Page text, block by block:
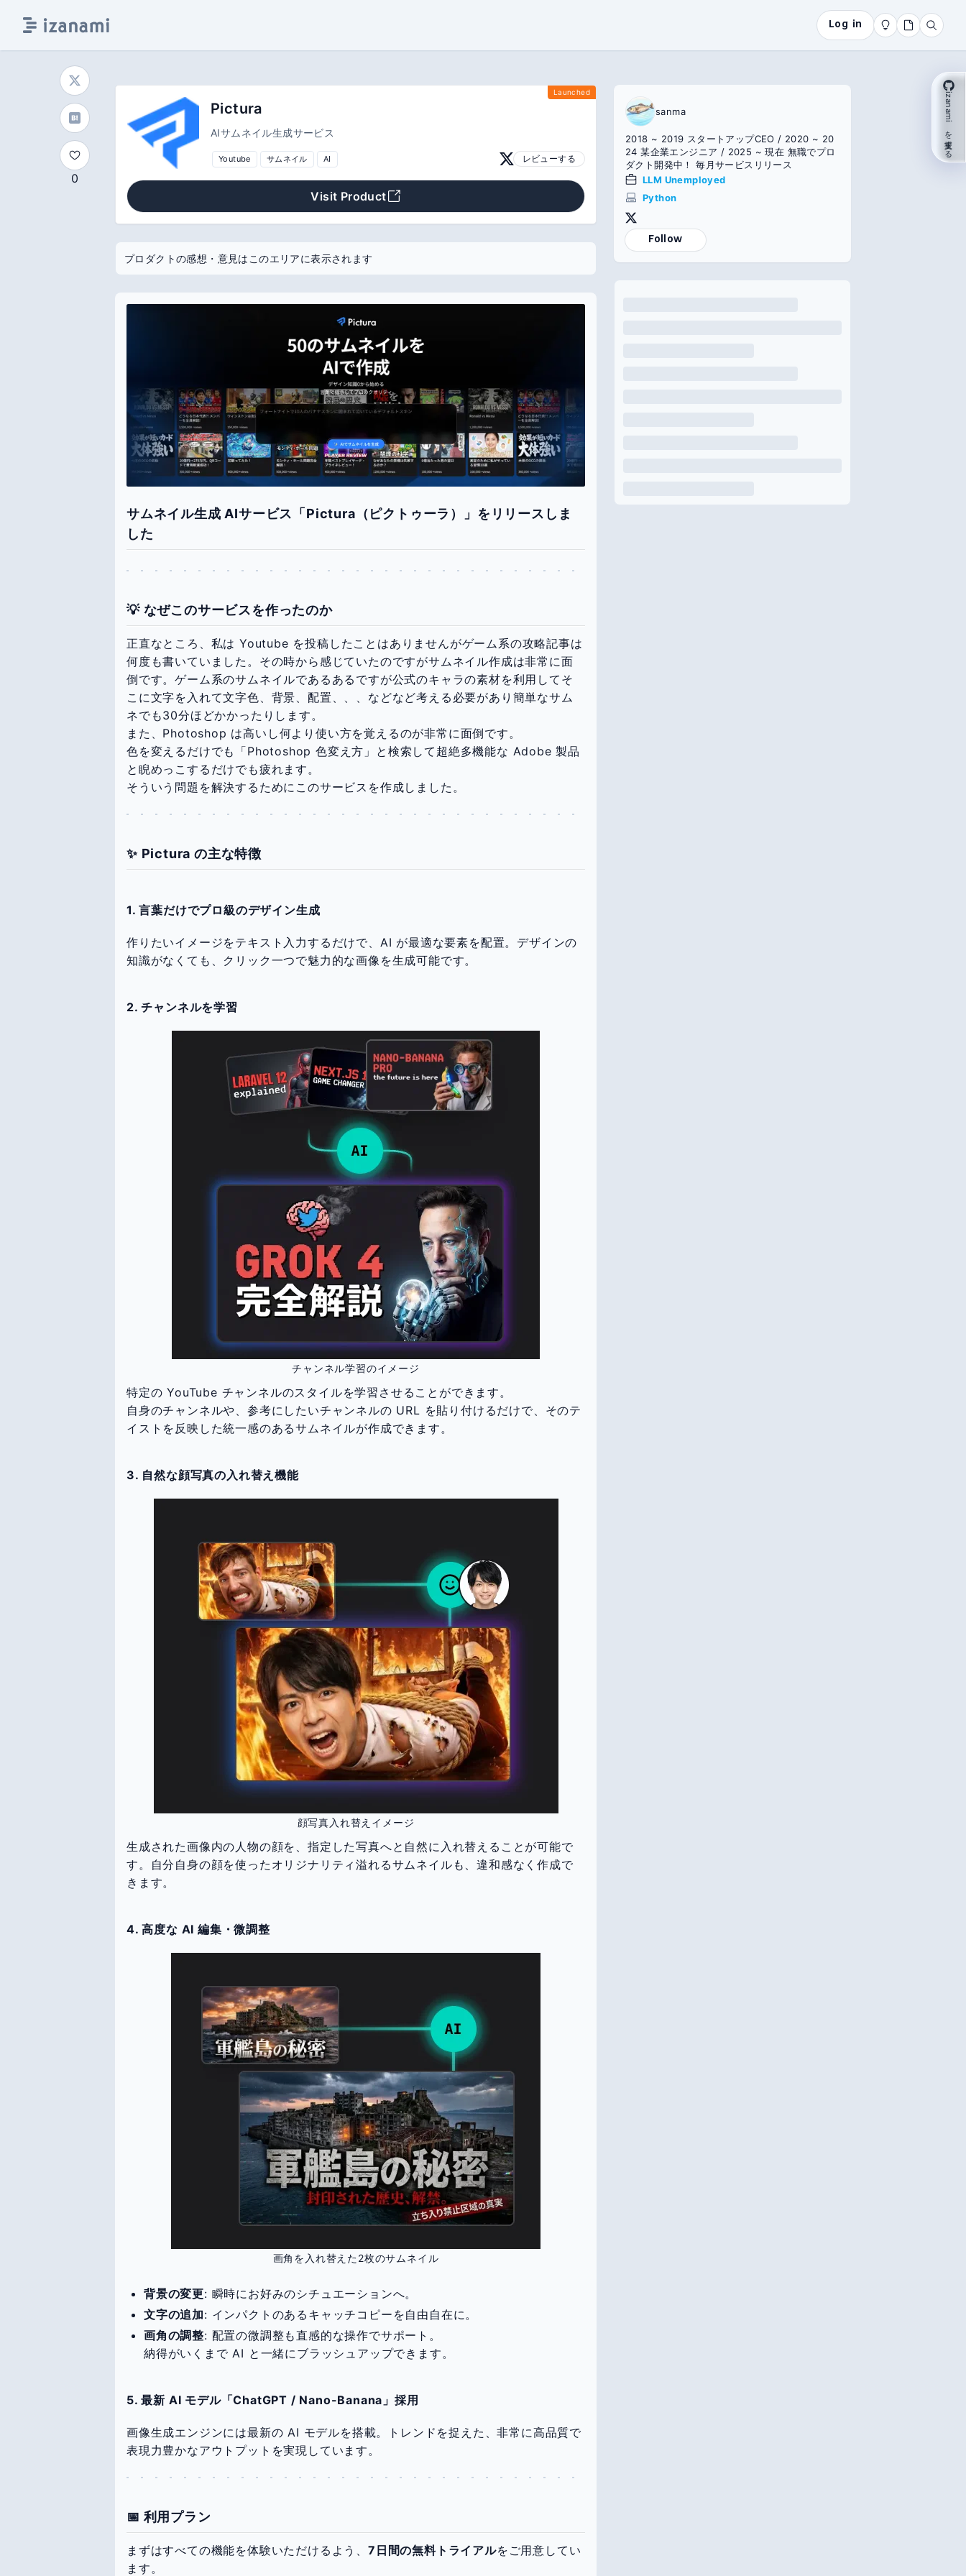
Log in
0
Launched
Pictura
AIサムネイル生成サービス
Youtube サムネイル AI レビューする
Visit Product
プロダクトの感想・意見はこのエリアに表示されます
サムネイル生成 AIサービス「Pictura（ピクトゥーラ）」をリリースしま
した
💡 なぜこのサービスを作ったのか
正直なところ、私は Youtube を投稿したことはありませんがゲーム系の攻略記事は
何度も書いていました。その時から感じていたのですがサムネイル作成は非常に面
倒です。ゲーム系のサムネイルであるあるですが公式のキャラの素材を利用してそ
こに文字を入れて文字色、背景、配置、、、などなど考える必要があり簡単なサム
ネでも30分ほどかかったりします。
また、Photoshop は高いし何より使い方を覚えるのが非常に面倒です。
色を変えるだけでも「Photoshop 色変え方」と検索して超絶多機能な Adobe 製品
と睨めっこするだけでも疲れます。
そういう問題を解決するためにこのサービスを作成しました。
✨ Pictura の主な特徴
1. 言葉だけでプロ級のデザイン生成
作りたいイメージをテキスト入力するだけで、AI が最適な要素を配置。デザインの
知識がなくても、クリック一つで魅力的な画像を生成可能です。
2. チャンネルを学習
チャンネル学習のイメージ
特定の YouTube チャンネルのスタイルを学習させることができます。
自身のチャンネルや、参考にしたいチャンネルの URL を貼り付けるだけで、そのテ
イストを反映した統一感のあるサムネイルが作成できます。
3. 自然な顔写真の入れ替え機能
顔写真入れ替えイメージ
生成された画像内の人物の顔を、指定した写真へと自然に入れ替えることが可能で
す。自分自身の顔を使ったオリジナリティ溢れるサムネイルも、違和感なく作成で
きます。
4. 高度な AI 編集・微調整
画角を入れ替えた2枚のサムネイル
背景の変更: 瞬時にお好みのシチュエーションへ。
文字の追加: インパクトのあるキャッチコピーを自由自在に。
画角の調整: 配置の微調整も直感的な操作でサポート。
納得がいくまで AI と一緒にブラッシュアップできます。
5. 最新 AI モデル「ChatGPT / Nano-Banana」採用
画像生成エンジンには最新の AI モデルを搭載。トレンドを捉えた、非常に高品質で
表現力豊かなアウトプットを実現しています。
📅 利用プラン
まずはすべての機能を体験いただけるよう、 7日間の無料トライアルをご用意してい
ます。
sanma
2018 ~ 2019 スタートアップCEO / 2020 ~ 20
24 某企業エンジニア / 2025 ~ 現在 無職でプロ
ダクト開発中！ 毎月サービスリリース
LLM Unemployed
Python
Follow
izanami を支援する